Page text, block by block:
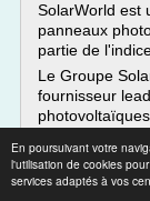
En poursuivant votre
l'utilisation de cookies
services adaptés à vos
SolarWorld est
panneaux
partie de l'indice
Le Groupe
fournisseur
cristallin. La
solaire
Lire la suite